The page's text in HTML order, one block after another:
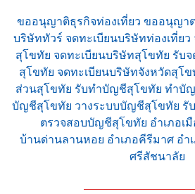
ขออนุญาติธุรกิจท่องเที่ยว ขออนุญา
บริษัททัวร์ จดทะเบียนบริษัทท่องเที่ยว
สุโขทัย จดทะเบียนบริษัทสุโขทัย รับ
สุโขทัย จดทะเบียนบริษัทจังหวัดสุโ
ส่วนสุโขทัย รับทำบัญชีสุโขทัย ทำบั
บัญชีสุโขทัย วางระบบบัญชีสุโขทัย รั
ตรวจสอบบัญชีสุโขทัย อำเภอเมื
บ้านด่านลานหอย อำเภอคีรีมาศ อำ
ศรีสัชนาลัย